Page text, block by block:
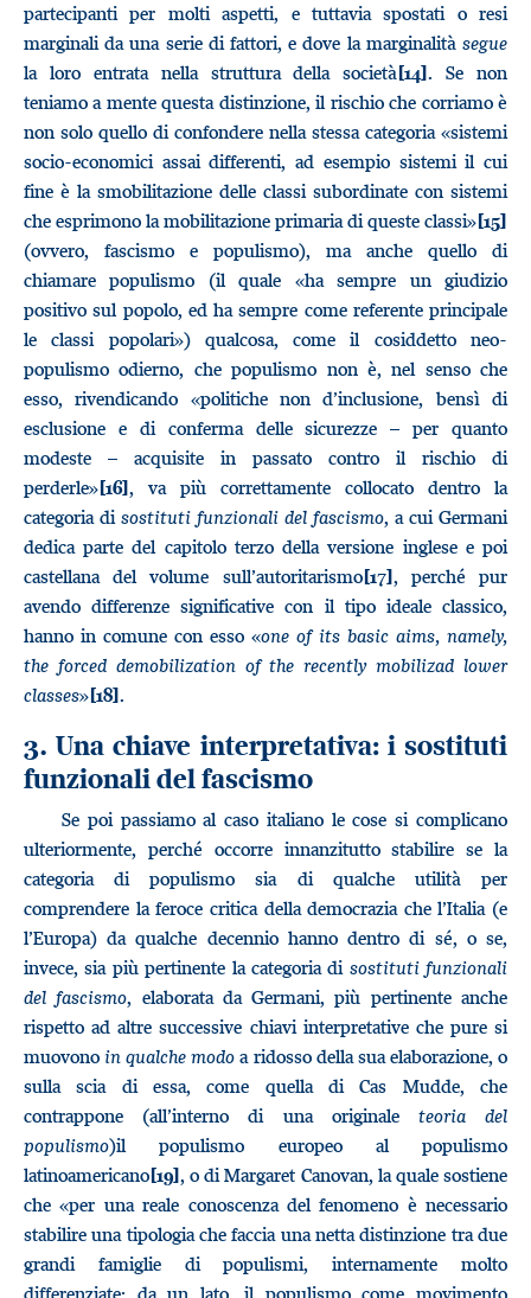
partecipanti per molti aspetti, e tuttavia spostati o resi
marginali da una serie di fattori, e dove la marginalità segue
la loro entrata nella struttura della società[14]. Se non
teniamo a mente questa distinzione, il rischio che corriamo è
non solo quello di confondere nella stessa categoria «sistemi
socio-economici assai differenti, ad esempio sistemi il cui
fine è la smobilitazione delle classi subordinate con sistemi
che esprimono la mobilitazione primaria di queste classi»[15]
(ovvero, fascismo e populismo), ma anche quello di
chiamare populismo (il quale «ha sempre un giudizio
positivo sul popolo, ed ha sempre come referente principale
le classi popolari») qualcosa, come il cosiddetto neo-
populismo odierno, che populismo non è, nel senso che
esso, rivendicando «politiche non d’inclusione, bensì di
esclusione e di conferma delle sicurezze – per quanto
modeste – acquisite in passato contro il rischio di
perderle»[16], va più correttamente collocato dentro la
categoria di sostituti funzionali del fascismo, a cui Germani
dedica parte del capitolo terzo della versione inglese e poi
castellana del volume sull’autoritarismo[17], perché pur
avendo differenze significative con il tipo ideale classico,
hanno in comune con esso «one of its basic aims, namely,
the forced demobilization of the recently mobilizad lower
classes»[18].
3. Una chiave interpretativa: i sostituti
funzionali del fascismo
Se poi passiamo al caso italiano le cose si complicano
ulteriormente, perché occorre innanzitutto stabilire se la
categoria di populismo sia di qualche utilità per
comprendere la feroce critica della democrazia che l’Italia (e
l’Europa) da qualche decennio hanno dentro di sé, o se,
invece, sia più pertinente la categoria di sostituti funzionali
del fascismo, elaborata da Germani, più pertinente anche
rispetto ad altre successive chiavi interpretative che pure si
muovonoin qualche modo a ridosso della sua elaborazione, o
sulla scia di essa, come quella di Cas Mudde, che
contrappone (all’interno di una originale teoria del
populismo)il populismo europeo al populismo
latinoamericano[19], o di Margaret Canovan, la quale sostiene
che «per una reale conoscenza del fenomeno è necessario
stabilire una tipologia che faccia una netta distinzione tra due
grandi famiglie di populismi, internamente molto
differenziate: da un lato, il populismo come movimento